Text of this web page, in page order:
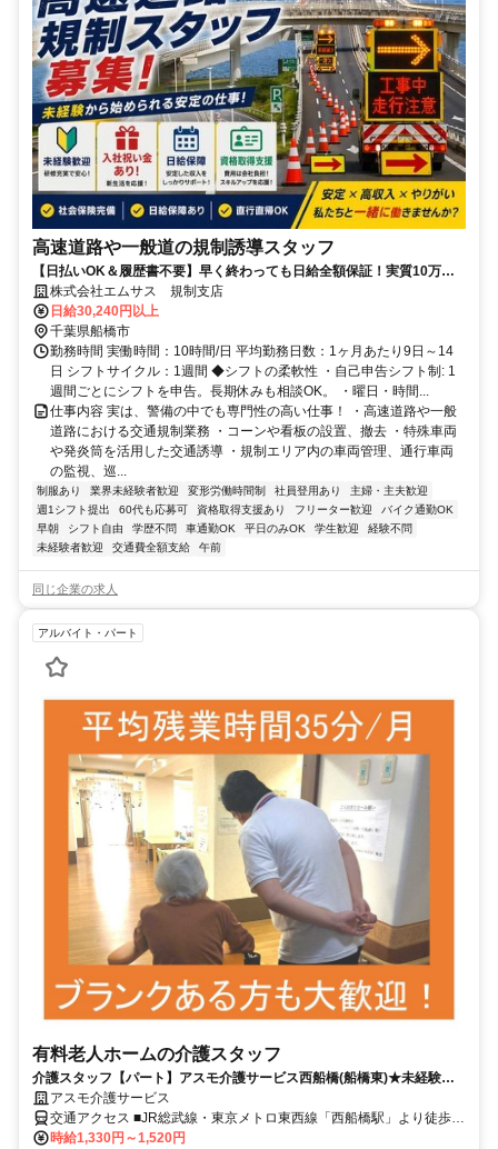
高速道路や一般道の規制誘導スタッフ
【日払いOK＆履歴書不要】早く終わっても日給全額保証！実質10万円
の入社祝金あり／WEB面談で即採用◎
株式会社エムサス 規制支店
日給30,240円以上
千葉県船橋市
勤務時間 実働時間：10時間/日 平均勤務日数：1ヶ月あたり9日～14
日 シフトサイクル：1週間 ◆シフトの柔軟性 ・自己申告シフト制: 1
週間ごとにシフトを申告。長期休みも相談OK。 ・曜日・時間...
仕事内容 実は、警備の中でも専門性の高い仕事！ ・高速道路や一般
道路における交通規制業務 ・コーンや看板の設置、撤去 ・特殊車両
や発炎筒を活用した交通誘導 ・規制エリア内の車両管理、通行車両
の監視、巡...
制服あり 業界未経験者歓迎 変形労働時間制 社員登用あり
主婦・主夫歓迎
週1シフト提出
60代も応募可 資格取得支援あり フリーター歓迎
バイク通勤OK
早朝
シフト自由 学歴不問 車通勤OK 平日のみOK 学生歓迎
経験不問
未経験者歓迎
交通費全額支給 午前
同じ企業の求人
アルバイト・パート
有料老人ホームの介護スタッフ
介護スタッフ【パート】アスモ介護サービス西船橋(船橋東)★未経験の
方も安心!
アスモ介護サービス
交通アクセス ■JR総武線・東京メトロ東西線「西船橋駅」より徒歩3
分
時給1,330円～1,520円